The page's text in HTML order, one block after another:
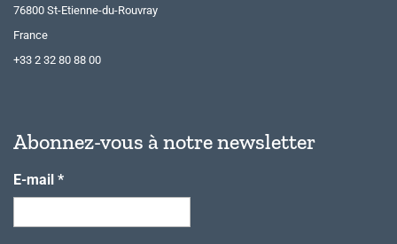
76800 St-Etienne-du-Rouvray
France
+33 2 32 80 88 00
Abonnez-vous à notre newsletter
E-mail *